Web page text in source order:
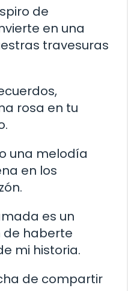
de
en una
travesuras
rosa en tu
una melodía
en los
es un
de haberte
mi historia.
de compartir